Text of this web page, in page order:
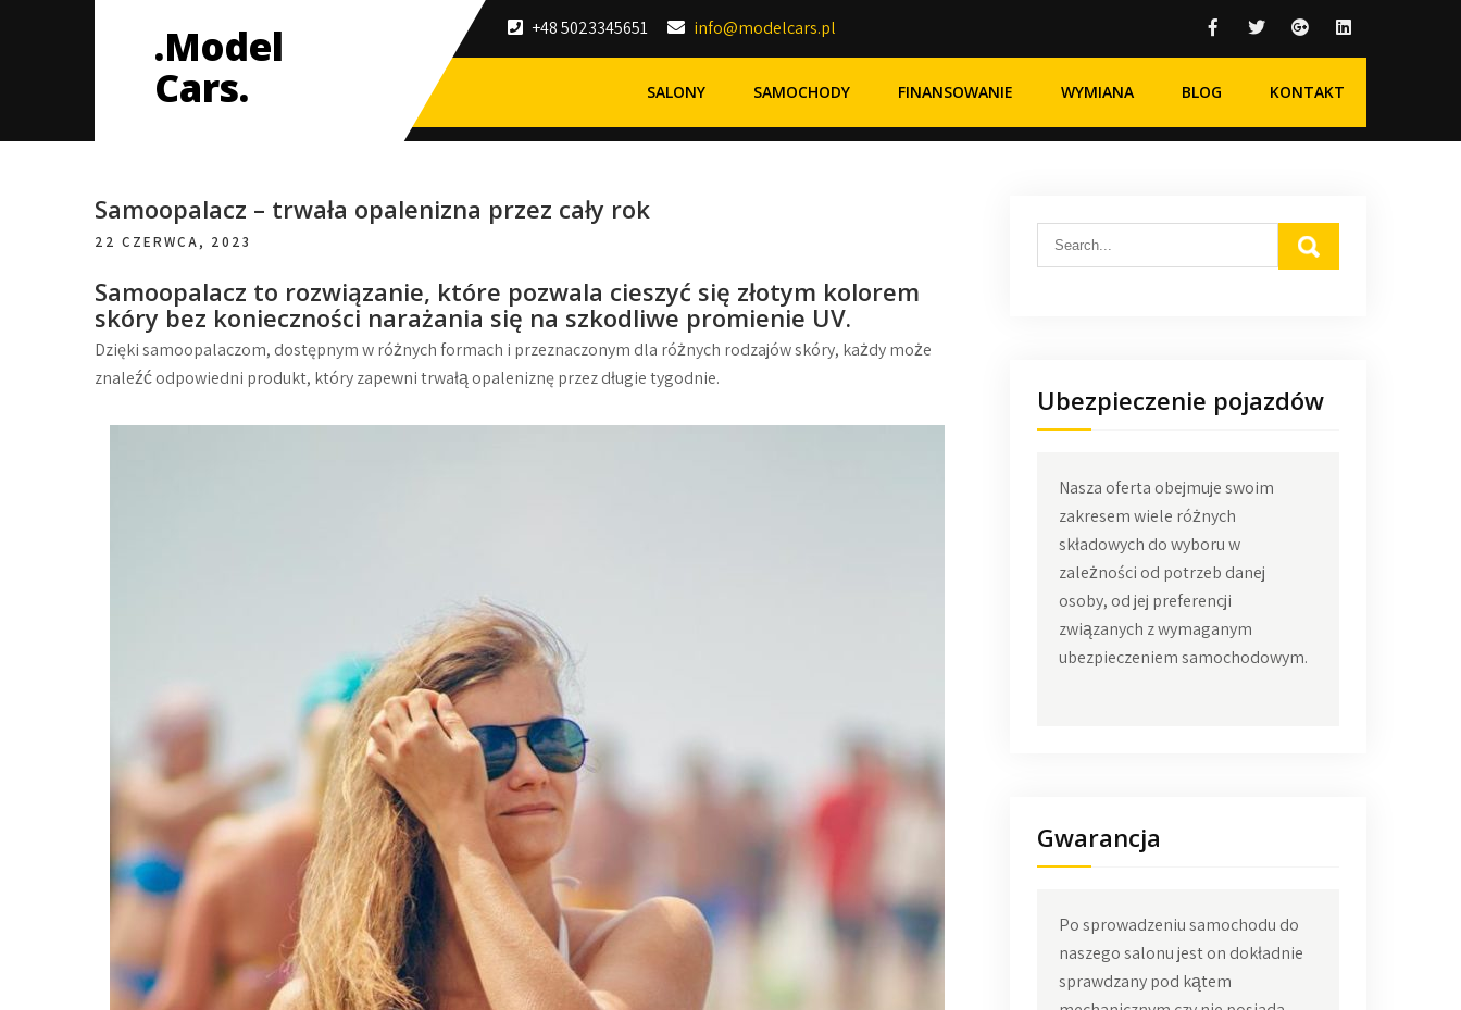
+48 5023345651 info@modelcars.pl
.Model
Cars.
SALONY SAMOCHODY FINANSOWANIE WYMIANA BLOG KONTAKT
Samoopalacz – trwała opalenizna przez cały rok
22 CZERWCA, 2023
Samoopalacz to rozwiązanie, które pozwala cieszyć się złotym kolorem
skóry bez konieczności narażania się na szkodliwe promienie UV.
Dzięki samoopalaczom, dostępnym w różnych formach i przeznaczonym dla różnych rodzajów skóry, każdy może
znaleźć odpowiedni produkt, który zapewni trwałą opaleniznę przez długie tygodnie.
Ubezpieczenie pojazdów
Nasza oferta obejmuje swoim
zakresem wiele różnych
składowych do wyboru w
zależności od potrzeb danej
osoby, od jej preferencji
związanych z wymaganym
ubezpieczeniem samochodowym.
Gwarancja
Po sprowadzeniu samochodu do
naszego salonu jest on dokładnie
sprawdzany pod kątem